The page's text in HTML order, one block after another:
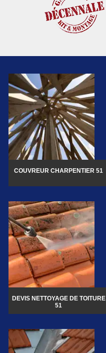
COUVREUR CHARPENTIER 51
DEVIS NETTOYAGE DE TOITURE
51